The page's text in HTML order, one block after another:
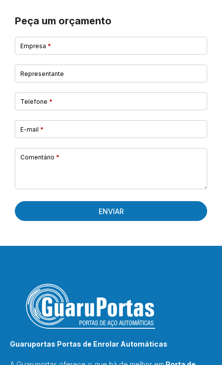
Peça um orçamento
Empresa *
Representante
Telefone *
E-mail *
Comentário *
ENVIAR
Guaruportas Portas de Enrolar Automáticas